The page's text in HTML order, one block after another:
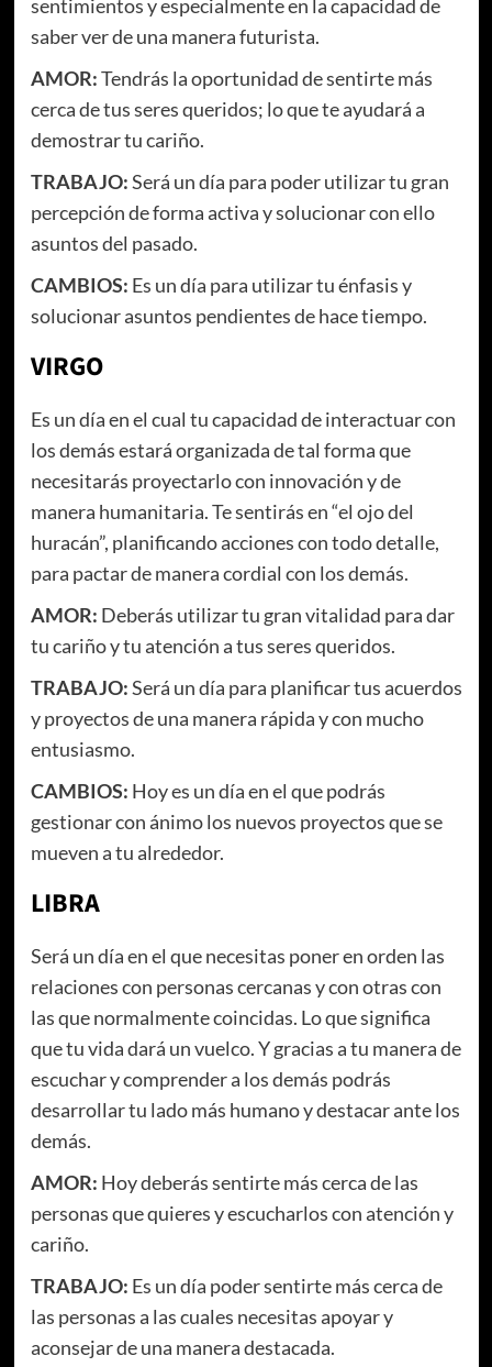
sentimientos y especialmente en la capacidad de
saber ver de una manera futurista.
AMOR:Tendrás la oportunidad de sentirte más
cerca de tus seres queridos; lo que te ayudará a
demostrar tu cariño.
TRABAJO:Será un día para poder utilizar tu gran
percepción de forma activa y solucionar con ello
asuntos del pasado.
CAMBIOS: Es un día para utilizar tu énfasis y
solucionar asuntos pendientes de hace tiempo.
VIRGO
Es un día en el cual tu capacidad de interactuar con
los demás estará organizada de tal forma que
necesitarás proyectarlo con innovación y de
manera humanitaria. Te sentirás en “el ojo del
huracán”, planificando acciones con todo detalle,
para pactar de manera cordial con los demás.
AMOR: Deberás utilizar tu gran vitalidad para dar
tu cariño y tu atención a tus seres queridos.
TRABAJO:Será un día para planificar tus acuerdos
y proyectos de una manera rápida y con mucho
entusiasmo.
CAMBIOS: Hoy es un día en el que podrás
gestionar con ánimo los nuevos proyectos que se
mueven a tu alrededor.
LIBRA
Será un día en el que necesitas poner en orden las
relaciones con personas cercanas y con otras con
las que normalmente coincidas. Lo que significa
que tu vida dará un vuelco. Y gracias a tu manera de
escuchar y comprender a los demás podrás
desarrollar tu lado más humano y destacar ante los
demás.
AMOR: Hoy deberás sentirte más cerca de las
personas que quieres y escucharlos con atención y
cariño.
TRABAJO: Es un día poder sentirte más cerca de
las personas a las cuales necesitas apoyar y
aconsejar de una manera destacada.